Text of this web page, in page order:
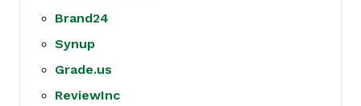
Brand24
Synup
Grade.us
ReviewInc